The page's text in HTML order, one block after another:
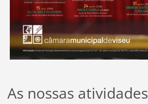
As nossas atividades